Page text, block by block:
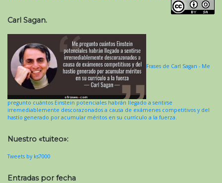
Carl Sagan.
Frases de Carl Sagan - Me
pregunto cuántos Einstein potenciales habrán llegado a sentirse
irremediablemente descorazonados a causa de exámenes competitivos y del
hastío generado por acumular méritos en su currículo a la fuerza.
Nuestro «tuiteo»:
Tweets by ks7000
Entradas por fecha